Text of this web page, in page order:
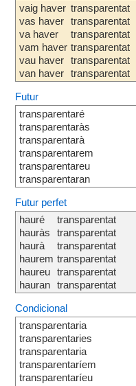
vaig haver
vas haver
va haver
vam haver
vau haver
van haver
transparentat
transparentat
transparentat
transparentat
transparentat
transparentat
Futur
transparentaré
transparentaràs
transparentarà
transparentarem
transparentareu
transparentaran
Futur perfet
hauré
hauràs
haurà
haurem
haureu
hauran
transparentat
transparentat
transparentat
transparentat
transparentat
transparentat
Condicional
transparentaria
transparentaries
transparentaria
transparentaríem
transparentaríeu